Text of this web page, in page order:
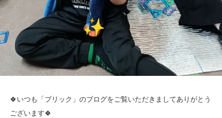
🍀いつも「ブリック」のブログをご覧いただきましてありがとう
ございます🍀